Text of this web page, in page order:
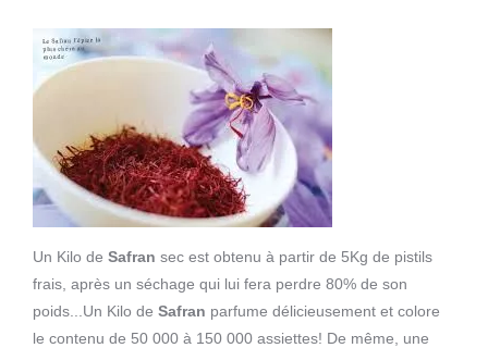
Un Kilo de Safran sec est obtenu à partir de 5Kg de pistils
frais, après un séchage qui lui fera perdre 80% de son
poids...Un Kilo de Safran parfume délicieusement et colore
le contenu de 50 000 à 150 000 assiettes! De même, une